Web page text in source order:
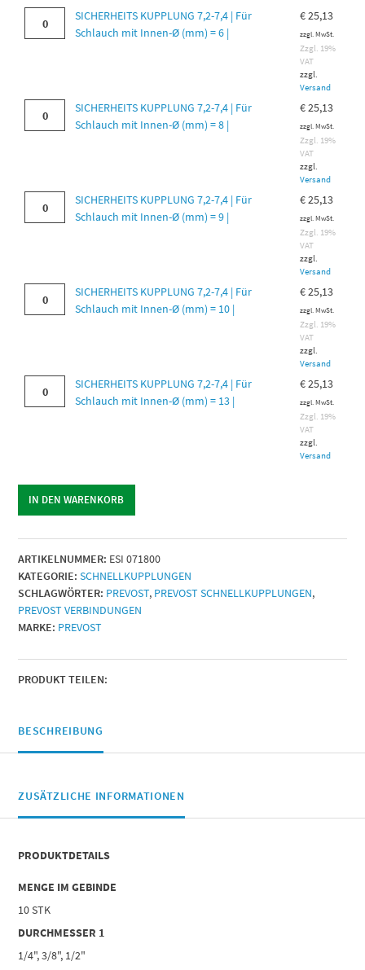
SICHERHEITS
KUPPLUNG
Für
Schlauch
mit
SICHERHEITS KUPPLUNG 7,2-7,4 | Für
Schlauch mit Innen-Ø (mm) = 6 |
€25,13
zzgl. MwSt.
Zzgl. 19%
VAT
zzgl.
Versand
SICHERHEITS
KUPPLUNG
Für
Schlauch
mit
SICHERHEITS KUPPLUNG 7,2-7,4 | Für
Schlauch mit Innen-Ø (mm) = 8 |
€25,13
zzgl. MwSt.
Zzgl. 19%
VAT
zzgl.
Versand
SICHERHEITS
KUPPLUNG
Für
Schlauch
mit
SICHERHEITS KUPPLUNG 7,2-7,4 | Für
Schlauch mit Innen-Ø (mm) = 9 |
€25,13
zzgl. MwSt.
Zzgl. 19%
VAT
zzgl.
Versand
SICHERHEITS
KUPPLUNG
Für
Schlauch
mit
|
SICHERHEITS KUPPLUNG 7,2-7,4 | Für
Schlauch mit Innen-Ø (mm) = 10 |
€25,13
zzgl. MwSt.
Zzgl. 19%
VAT
zzgl.
Versand
SICHERHEITS
KUPPLUNG
Schlauch
mit
Innen-
Ø
(mm)
=
13
|
Menge
SICHERHEITS KUPPLUNG 7,2-7,4 | Für
Schlauch mit Innen-Ø (mm) = 13 |
€25,13
zzgl. MwSt.
Zzgl. 19%
VAT
zzgl.
Versand
IN DEN WARENKORB
ARTIKELNUMMER: ESI 071800
KATEGORIE: SCHNELLKUPPLUNGEN
SCHLAGWÖRTER: PREVOST, PREVOST SCHNELLKUPPLUNGEN,
PREVOST VERBINDUNGEN
MARKE: PREVOST
PRODUKT TEILEN:
BESCHREIBUNG
ZUSÄTZLICHE INFORMATIONEN
PRODUKTDETAILS
MENGE IM GEBINDE
10 STK
DURCHMESSER 1
1/4", 3/8", 1/2"